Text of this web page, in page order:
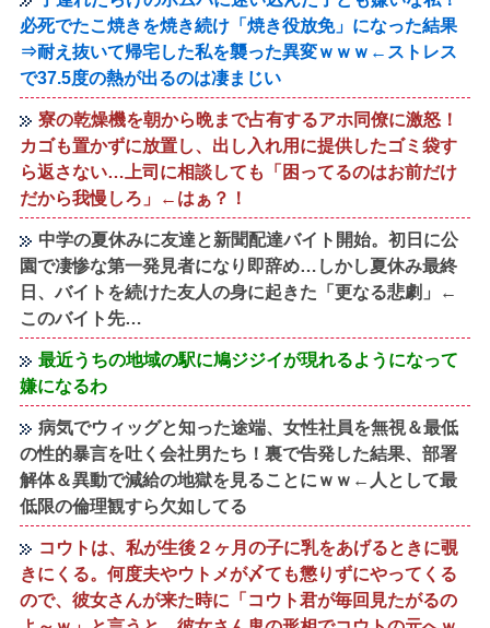
必死でたこ焼きを焼き続け「焼き役放免」になった結果
⇒耐え抜いて帰宅した私を襲った異変ｗｗｗ←ストレス
で37.5度の熱が出るのは凄まじい
寮の乾燥機を朝から晩まで占有するアホ同僚に激怒！
カゴも置かずに放置し、出し入れ用に提供したゴミ袋す
ら返さない…上司に相談しても「困ってるのはお前だけ
だから我慢しろ」←はぁ？！
中学の夏休みに友達と新聞配達バイト開始。初日に公
園で凄惨な第一発見者になり即辞め…しかし夏休み最終
日、バイトを続けた友人の身に起きた「更なる悲劇」←
このバイト先…
最近うちの地域の駅に鳩ジジイが現れるようになって
嫌になるわ
病気でウィッグと知った途端、女性社員を無視＆最低
の性的暴言を吐く会社男たち！裏で告発した結果、部署
解体＆異動で減給の地獄を見ることにｗｗ←人として最
低限の倫理観すら欠如してる
コウトは、私が生後２ヶ月の子に乳をあげるときに覗
きにくる。何度夫やウトメが〆ても懲りずにやってくる
ので、彼女さんが来た時に「コウト君が毎回見たがるの